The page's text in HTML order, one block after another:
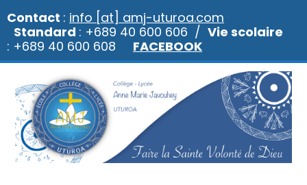
Contact : info [at] amj-uturoa.com
Standard : +689 40 600 606 / Vie scolaire
: +689 40 600 608 FACEBOOK